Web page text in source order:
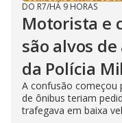
DO R7/HÁ 9 HORAS
Motorista e
são alvos
da Polícia
A confusão começou
de ônibus teriam
trafegava em baixa